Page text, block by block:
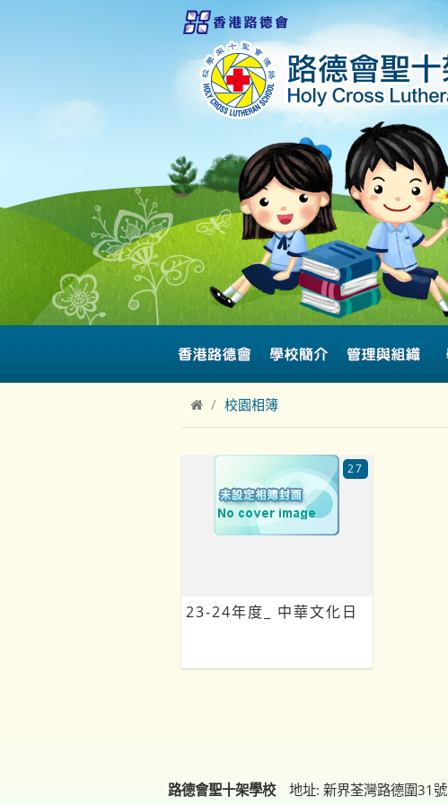
校園相簿
23-24年度_ 中華文化日
27
路德會聖十架學校 地址: 新界荃灣路德圍31號